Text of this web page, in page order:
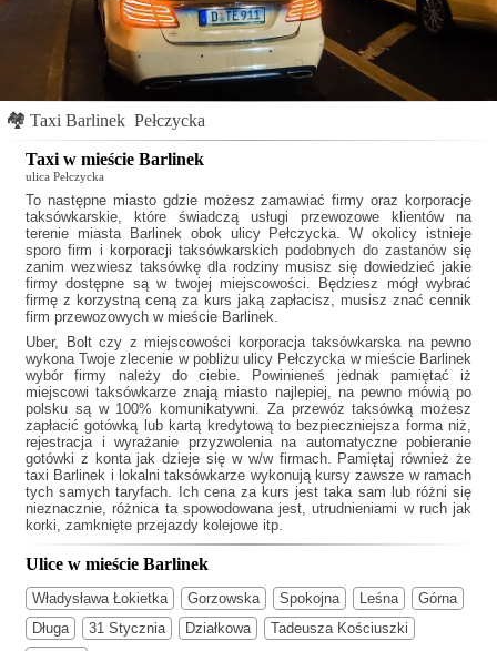
🏘 Taxi Barlinek Pełczycka
Taxi w mieście Barlinek
ulica Pełczycka
To następne miasto gdzie możesz zamawiać firmy oraz korporacje
taksówkarskie, które świadczą usługi przewozowe klientów na
terenie miasta Barlinek obok ulicy Pełczycka. W okolicy istnieje
sporo firm i korporacji taksówkarskich podobnych do zastanów się
zanim wezwiesz taksówkę dla rodziny musisz się dowiedzieć jakie
firmy dostępne są w twojej miejscowości. Będziesz mógł wybrać
firmę z korzystną ceną za kurs jaką zapłacisz, musisz znać cennik
firm przewozowych w mieście Barlinek.
Uber, Bolt czy z miejscowości korporacja taksówkarska na pewno
wykona Twoje zlecenie w pobliżu ulicy Pełczycka w mieście Barlinek
wybór firmy należy do ciebie. Powinieneś jednak pamiętać iż
miejscowi taksówkarze znają miasto najlepiej, na pewno mówią po
polsku są w 100% komunikatywni. Za przewóz taksówką możesz
zapłacić gotówką lub kartą kredytową to bezpieczniejsza forma niż,
rejestracja i wyrażanie przyzwolenia na automatyczne pobieranie
gotówki z konta jak dzieje się w w/w firmach. Pamiętaj również że
taxi Barlinek i lokalni taksówkarze wykonują kursy zawsze w ramach
tych samych taryfach. Ich cena za kurs jest taka sam lub różni się
nieznacznie, różnica ta spowodowana jest, utrudnieniami w ruch jak
korki, zamknięte przejazdy kolejowe itp.
Ulice w mieście Barlinek
Władysława Łokietka Gorzowska Spokojna Leśna
Górna
Długa
31 Stycznia Działkowa
Tadeusza Kościuszki